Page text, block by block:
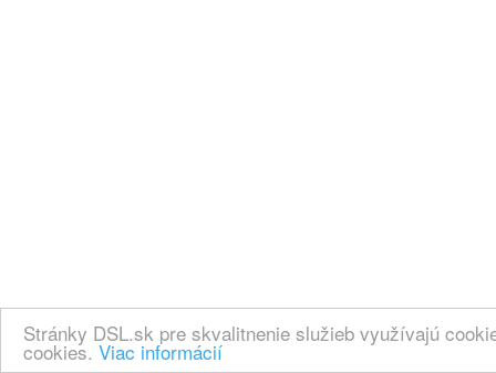
Stránky DSL.sk pre skvalitnenie služieb využívajú
cookies. Viac informácií